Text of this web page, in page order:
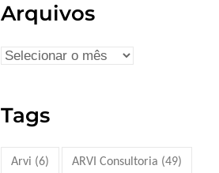
Arquivos
Tags
Arvi (6) ARVI Consultoria (49)